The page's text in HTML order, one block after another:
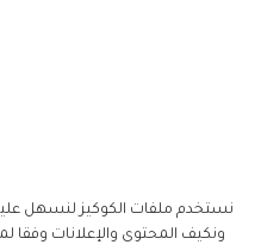
نستخدم ملفات الكوكيز لنسهل
ونكيف المحتوى والإعلانات وفقا